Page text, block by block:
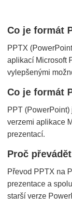
Co je formát
PPTX
aplikací Microsoft
vylepšenými
Co je formát
PPT
verzemi aplikace
prezentací.
Proč
Převod PPTX na
prezentace a
starší verze